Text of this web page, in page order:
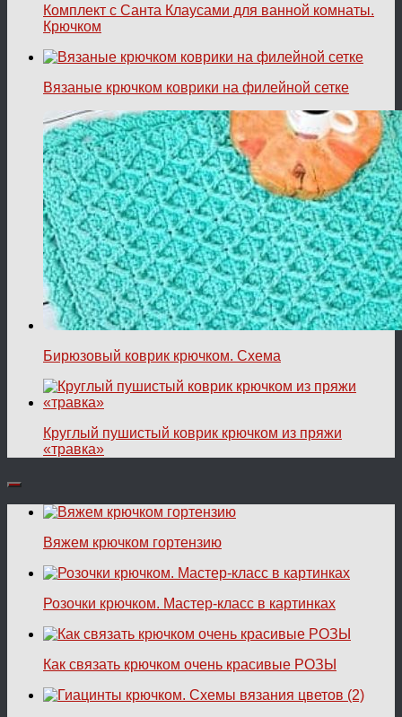
Комплект с Санта Клаусами для ванной комнаты.
Крючком
Вязаные крючком коврики на филейной сетке
Бирюзовый коврик крючком. Схема
Круглый пушистый коврик крючком из пряжи
«травка»
Вяжем крючком гортензию
Розочки крючком. Мастер-класс в картинках
Как связать крючком очень красивые РОЗЫ